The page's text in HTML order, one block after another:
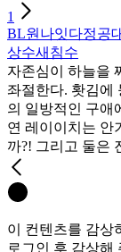
1
BL원나잇다정공
상수새침수
자존심이 하늘을
좌절한다. 홧김에
의 일방적인 구애
연 레이이치는 안
까?! 그리고 둘은
이 컨텐츠를 감상
로그인 후 감상해